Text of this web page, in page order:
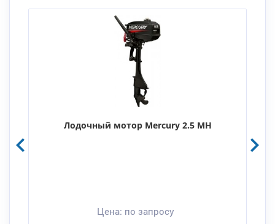
Лодочный мотор Mercury 2.5 MH
Цена: по запросу